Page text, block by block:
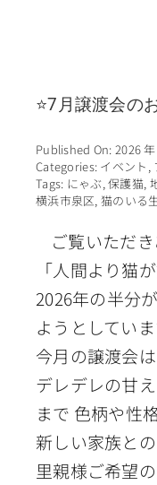
⭐7月譲渡会の
Published On: 2026
Categories: イベント ,
Tags: にゃぶ,保護猫,
横浜市泉区, 猫のいる
ご覧いただき
「人間より猫
2026年の半分
ようとしてい
今月の譲渡会
デレデレの甘
まで 色柄や性
新しい家族と
里親様ご希望